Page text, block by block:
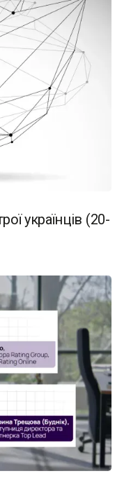
українців (20-